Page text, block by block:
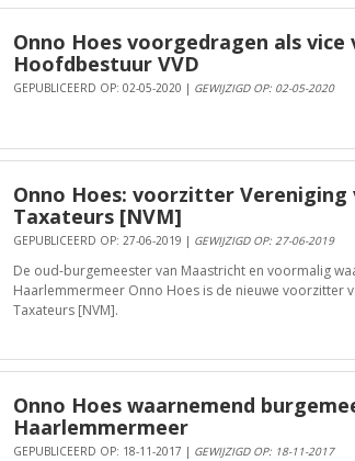
Onno Hoes voorgedragen als
Hoofdbestuur VVD
GEPUBLICEERD OP: 02-05-2020 | GEWIJZIGD OP: 02-05-2020
Onno Hoes: voorzitter Vereniging
Taxateurs [NVM]
GEPUBLICEERD OP: 27-06-2019 | GEWIJZIGD OP: 27-06-2019
De oud-burgemeester van Maastricht en voormalig
Haarlemmermeer Onno Hoes is de nieuwe voorzitter
Taxateurs [NVM].
Onno Hoes waarnemend
Haarlemmermeer
GEPUBLICEERD OP: 18-11-2017 | GEWIJZIGD OP: 18-11-2017